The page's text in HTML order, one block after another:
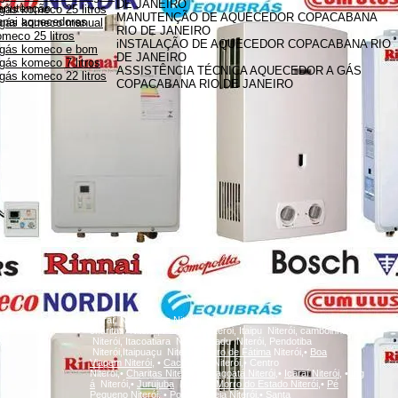
komeco 25 litros
komeco manual
25 litros
komeco e bom
komeco 7 litros
komeco 22 litros
DE JANEIRO
MANUTENÇÃO DE AQUECEDOR COPACABANA
RIO DE JANEIRO
iNSTALAÇÃO DE AQUECEDOR COPACABANA RIO
DE JANEIRO
ASSISTÊNCIA TÉCNICA AQUECEDOR A GÁS
COPACABANA RIO DE JANEIRO
aquecedores
Icaraí, Niterói, ingaNiterói, Santa Rosa Niterói, Centro Niterói,
charitas Niterói, Fonseca Niterói, Itaipu Niterói, camboinhas
Niterói, Itacoatiara Niterói, Badu Niterói, Pendotiba
Niterói,Itaipuaçu Niterói,
Bairro de Fátima Niterói,• Boa
Viagem Niterói, • Cachoeiras
Niterói,• Centro
Niterói,• Charitas Niterói, Gragoatá Niterói, • IcaraíNiterói, •
Ing
á Niterói,• Jurujuba Niterói,• Morro do Estado Niterói, • Pé
Pequeno Niterói,• Ponta d'AreiaNiterói, • Santa